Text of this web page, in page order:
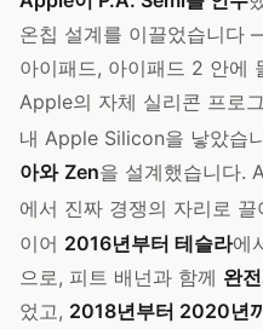
온칩 설계를 이끌었습니다
아이패드, 아이패드 2 안에
Apple의 자체 실리콘 프로
내 Apple Silicon을 낳았습
아와 Zen을 설계했습니다.
에서 진짜 경쟁의 자리로
이어 2016년부터 테슬라에
으로, 피트 배넌과 함께 완
었고, 2018년부터 2020년